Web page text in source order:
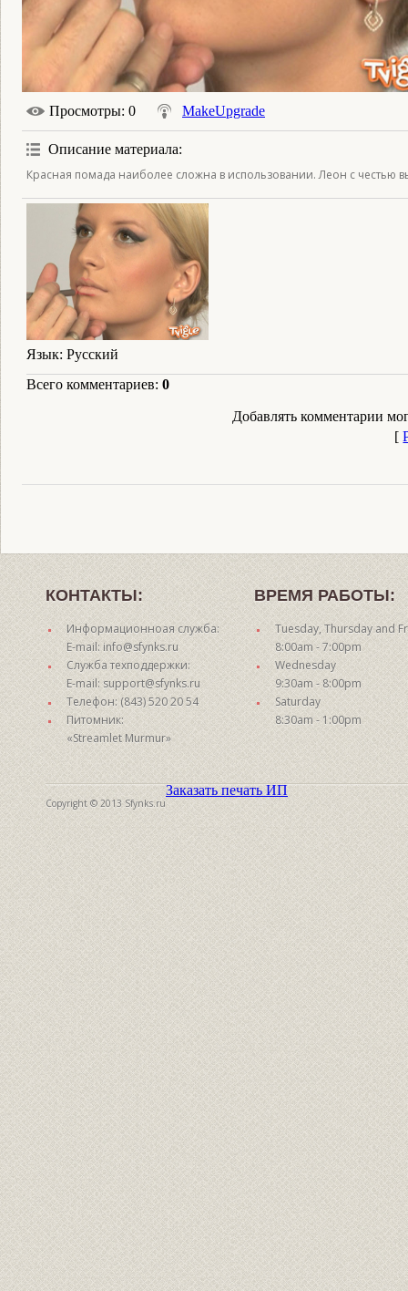
Просмотры: 0 MakeUpgrade
Описание материала:
Красная помада наиболее сложна в использовании. Леон с честью
Язык: Русский
Всего комментариев: 0
Добавлять комментарии
[
КОНТАКТЫ:
Информационноая служба:
E-mail: info@sfynks.ru
Служба техподдержки:
E-mail: support@sfynks.ru
Телефон: (843) 520 20 54
Питомник:
«Streamlet Murmur»
ВРЕМЯ РАБОТЫ:
Tuesday, Thursday and
8:00am - 7:00pm
Wednesday
9:30am - 8:00pm
Saturday
8:30am - 1:00pm
Copyright © 2013 Sfynks.ru
Заказать печать ИП